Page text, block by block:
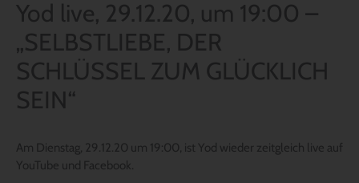
Yod live, 29.12.20, um 19:00 –
„SELBSTLIEBE, DER
SCHLÜSSEL ZUM GLÜCKLICH
SEIN“
Am Dienstag, 29.12.20 um 19:00, ist Yod wieder zeitgleich live auf
YouTube und Facebook.